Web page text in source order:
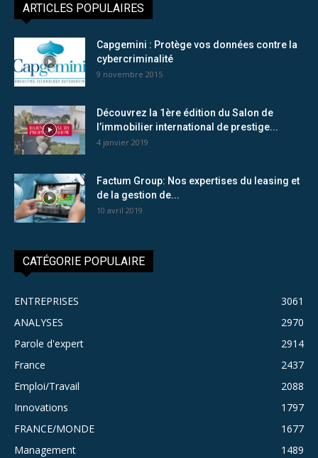
ARTICLES POPULAIRES
Capgemini : Protège vos données contre la
cybercriminalité
9 novembre 2015
Découvrez la 1ère édition du Salon de
l’immobilier international de prestige...
4 janvier 2019
Factum Group: Nos expertises du leasing et
de la gestion de...
10 avril 2019
CATÉGORIE POPULAIRE
ENTREPRISES
3061
ANALYSES
2970
Parole d'expert
2914
France
2437
Emploi/Travail
2088
Innovations
1797
FRANCE/MONDE
1677
Management
1489